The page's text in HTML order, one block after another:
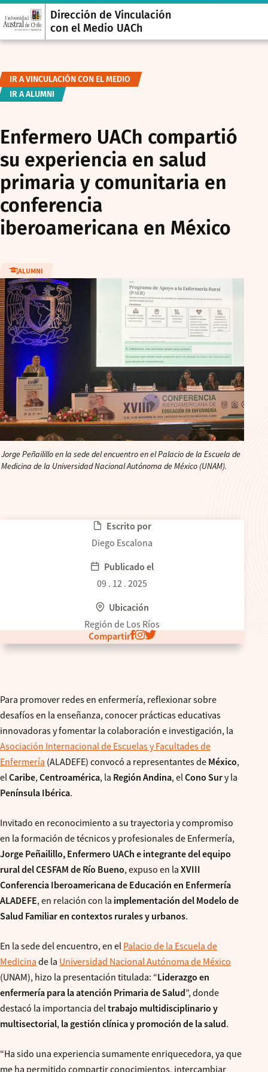
Dirección de Vinculación
con el Medio UACh
IR A VINCULACIÓN CON EL MEDIO
IR A ALUMNI
Enfermero UACh compartió
su experiencia en salud
primaria y comunitaria en
conferencia
iberoamericana en México
ALUMNI
Jorge Peñailillo en la sede del encuentro en el Palacio de la Escuela de
Medicina de la Universidad Nacional Autónoma de México (UNAM).
Para promover redes en enfermería, reflexionar sobre
desafíos en la enseñanza, conocer prácticas educativas
innovadoras y fomentar la colaboración e investigación, la
Asociación Internacional de Escuelas y Facultades de
Enfermería (ALADEFE) convocó a representantes de México,
elCaribe, Centroamérica, la Región Andina, elCono Sury la
Península Ibérica.
Invitado en reconocimiento a su trayectoria y compromiso
en la formación de técnicos y profesionales de Enfermería,
Jorge Peñailillo, Enfermero UACh e integrante del equipo
rural del CESFAM de Río Bueno, expuso en la XVIII
Conferencia Iberoamericana de Educación en Enfermería
ALADEFE, en relación con la implementación del Modelo de
Salud Familiar en contextos rurales y urbanos.
En la sede del encuentro, en el Palacio de la Escuela de
Medicina de la Universidad Nacional Autónoma de México
(UNAM), hizo la presentación titulada: “Liderazgo en
enfermería para la atención Primaria de Salud”, donde
destacó la importancia deltrabajo multidisciplinario y
multisectorial, la gestión clínica y promoción de la salud.
“Ha sido una experiencia sumamente enriquecedora, ya que
me ha permitido compartir conocimientos, intercambiar
Escrito por
Diego Escalona
Publicado el
09 . 12 . 2025
Ubicación
Región de Los Ríos
Compartir